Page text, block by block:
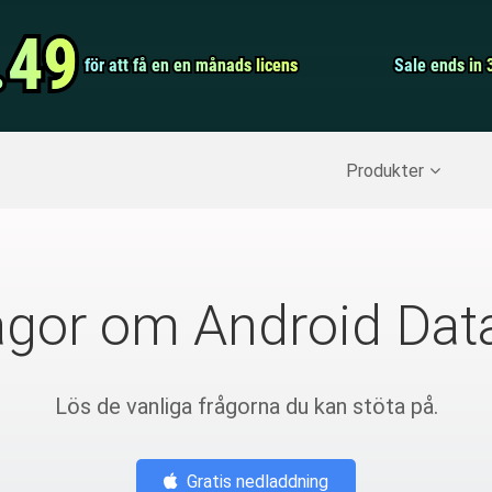
för att få en en månads licens
för att få en en månads licens Sale ends in
Sale ends in
Produkter
Screen
IPhone Backup>>
om Android
Lös de vanliga frågorna du kan stöta på.
Gratis nedladdning